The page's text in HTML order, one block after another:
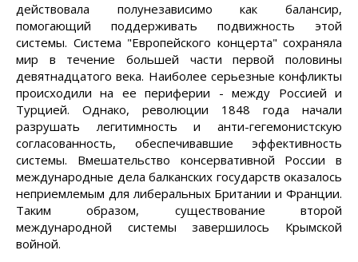
действовала полунезависимо как балансир,
помогающий поддерживать подвижность этой
системы. Система "Европейского концерта" сохраняла
мир в течение большей части первой половины
девятнадцатого века. Наиболее серьезные конфликты
происходили на ее периферии - между Россией и
Турцией. Однако, революции 1848 года начали
разрушать легитимность и анти-гегемонистскую
согласованность, обеспечивавшие эффективность
системы. Вмешательство консервативной России в
международные дела балканских государств оказалось
неприемлемым для либеральных Британии и Франции.
Таким образом, существование второй
международной системы завершилось Крымской
войной.